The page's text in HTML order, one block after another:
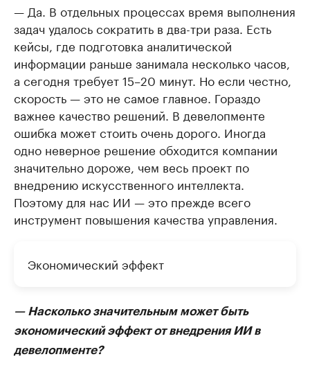
— Да. В отдельных процессах время выполнения
задач удалось сократить в два-три раза. Есть
кейсы, где подготовка аналитической
информации раньше занимала несколько часов,
а сегодня требует 15–20 минут. Но если честно,
скорость — это не самое главное. Гораздо
важнее качество решений. В девелопменте
ошибка может стоить очень дорого. Иногда
одно неверное решение обходится компании
значительно дороже, чем весь проект по
внедрению искусственного интеллекта.
Поэтому для нас ИИ — это прежде всего
инструмент повышения качества управления.
Экономический эффект
— Насколько значительным может быть
экономический эффект от внедрения ИИ в
девелопменте?